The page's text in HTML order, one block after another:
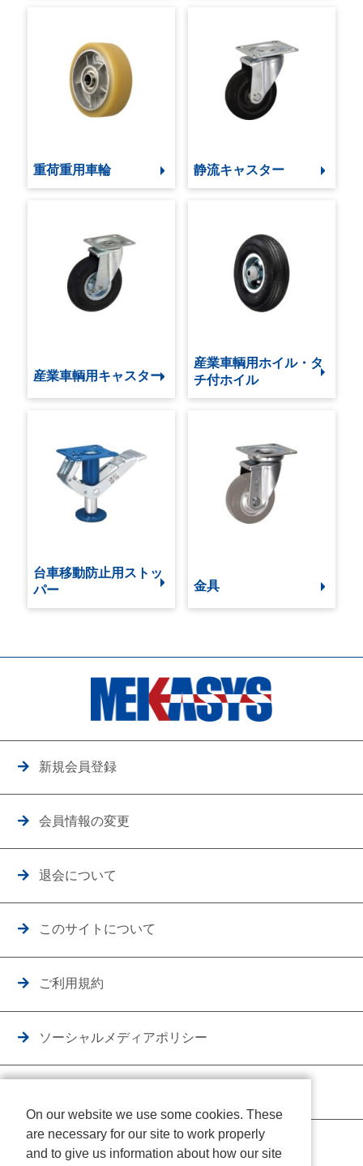
重荷重用車輪 静流キャスター
産業車輌用キャスター
産業車輌用ホイル・タ
チ付ホイル
台車移動防止用ストッ
パー
金具
新規会員登録
会員情報の変更
退会について
このサイトについて
ご利用規約
ソーシャルメディアポリシー
クッキーポリシー
On our website we use some cookies. These
are necessary for our site to work properly
and to give us information about how our site